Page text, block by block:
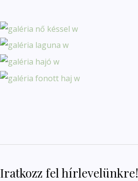
Iratkozz fel hírlevelünkre!